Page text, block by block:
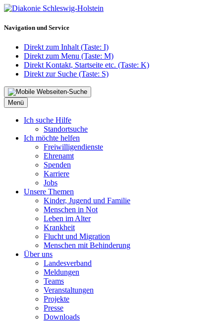
Navigation und Service
Direkt zum Inhalt (Taste: I)
Direkt zum Menu (Taste: M)
Direkt Kontakt, Startseite etc. (Taste: K)
Direkt zur Suche (Taste: S)
Menü
Ich suche Hilfe
Standortsuche
Ich möchte helfen
Freiwilligendienste
Ehrenamt
Spenden
Karriere
Jobs
Unsere Themen
Kinder, Jugend und Familie
Menschen in Not
Leben im Alter
Krankheit
Flucht und Migration
Menschen mit Behinderung
Über uns
Landesverband
Meldungen
Teams
Veranstaltungen
Projekte
Presse
Downloads